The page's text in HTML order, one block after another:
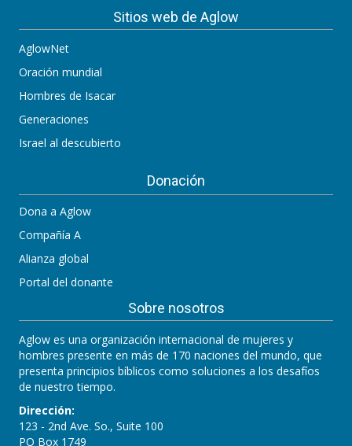
Sitios web de Aglow
AglowNet
Oración mundial
Hombres de Isacar
Generaciones
Israel al descubierto
Donación
Dona a Aglow
Compañía A
Alianza global
Portal del donante
Sobre nosotros
Aglow es una organización internacional de mujeres y
hombres presente en más de 170 naciones del mundo, que
presenta principios bíblicos como soluciones a los desafíos
de nuestro tiempo.
Dirección:
123 - 2nd Ave. So., Suite 100
PO Box 1749